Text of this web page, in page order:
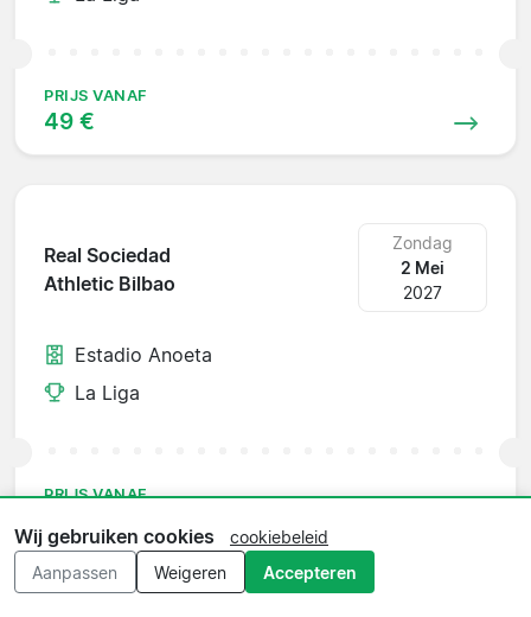
PRIJS VANAF
49 €
Real Sociedad
Athletic Bilbao
Zondag
2 Mei
2027
Estadio Anoeta
La Liga
PRIJS VANAF
Wij gebruiken cookies
cookiebeleid
Aanpassen
Weigeren Accepteren